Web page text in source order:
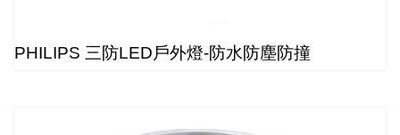
PHILIPS 三防LED戶外燈-防水防塵防撞